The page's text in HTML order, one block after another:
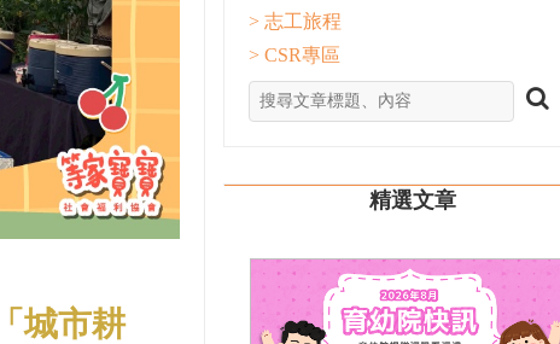
城市耕
> 志工旅程
> CSR專區
精選文章